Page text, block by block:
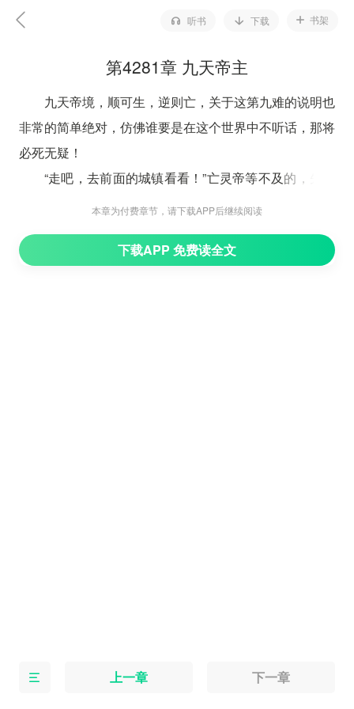
听书 下载 书架
第4281章 九天帝主
九天帝境，顺可生，逆则亡，关于这第九难的说明也
非常的简单绝对，仿佛谁要是在这个世界中不听话，那将
必死无疑！
“走吧，去前面的城镇看看！”亡灵帝等不及的，先一
不全，这乍一眼的看过去，分明就是一个盛世场景罢了！
本章为付费章节，请下载APP后继续阅读
下载APP 免费读全文
上一章 下一章